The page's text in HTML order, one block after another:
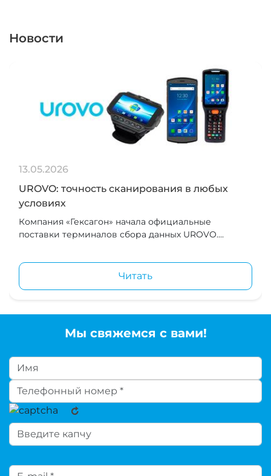
Новости
13.05.2026
UROVO: точность сканирования в любых
условиях
Компания «Гексагон» начала официальные
поставки терминалов сбора данных UROVO....
Читать
Мы свяжемся с вами!